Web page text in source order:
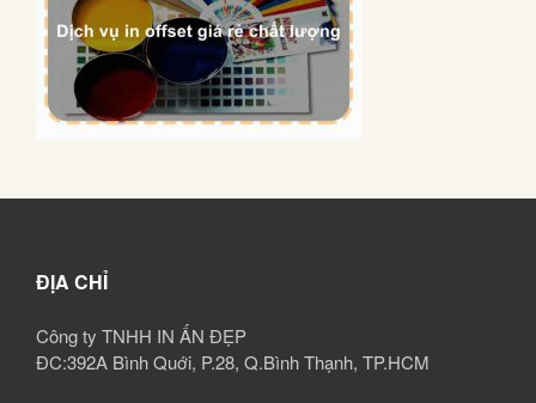
ĐỊA CHỈ
Công ty TNHH IN ẤN ĐẸP
ĐC:392A Bình Quới, P.28, Q.Bình Thạnh, TP.HCM